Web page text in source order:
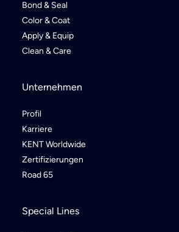
Bond & Seal
Color & Coat
Apply & Equip
Clean & Care
Unternehmen
Profil
Karriere
KENT Worldwide
Zertifizierungen
Road 65
Special Lines